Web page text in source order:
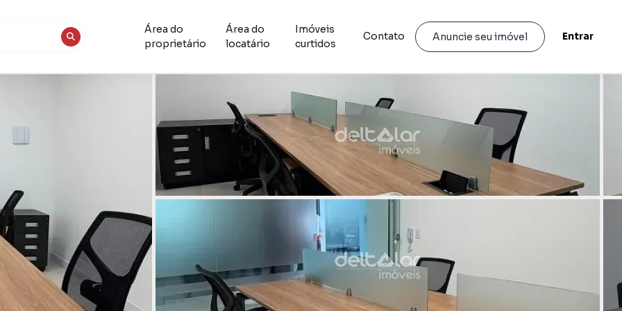
Área do
proprietário
Área do
locatário
Imóveis
curtidos
Contato Anuncie seu imóvel Entrar